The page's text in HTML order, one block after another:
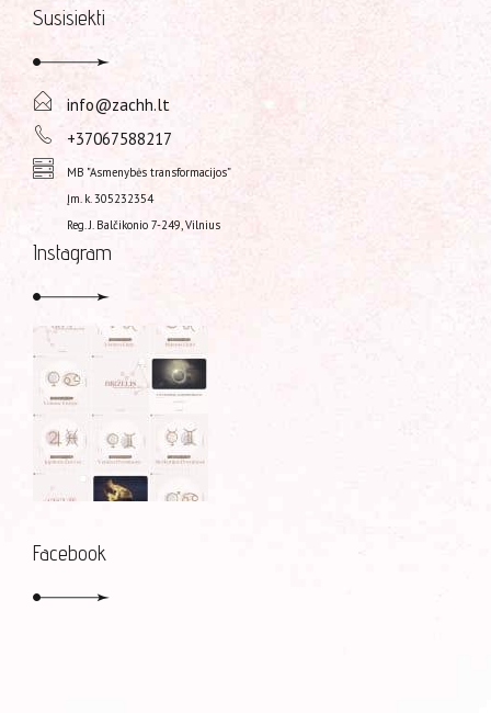
Susisiekti
info@zachh.lt
+37067588217
MB "Asmenybės transformacijos”
Įm. k. 305232354
Reg. J. Balčikonio 7-249, Vilnius
Instagram
Facebook